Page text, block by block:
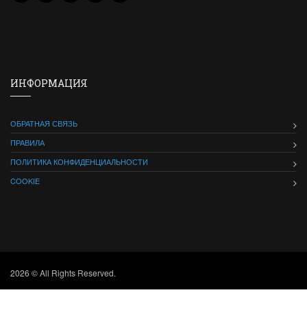
ИНФОРМАЦИЯ
ОБРАТНАЯ СВЯЗЬ
ПРАВИЛА
ПОЛИТИКА КОНФИДЕНЦИАЛЬНОСТИ
COOKIE
2026 © All Rights Reserved.